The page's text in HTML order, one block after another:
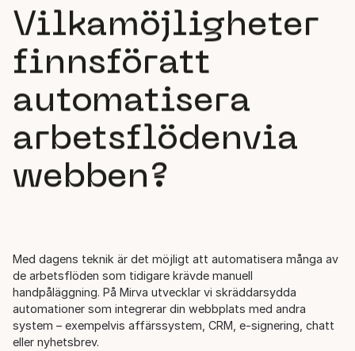
Vilkamöjligheter
finnsföratt
automatisera
arbetsflödenvia
webben?
Med dagens teknik är det möjligt att automatisera många av
de arbetsflöden som tidigare krävde manuell
handpåläggning. På Mirva utvecklar vi skräddarsydda
automationer som integrerar din webbplats med andra
system – exempelvis affärssystem, CRM, e-signering, chatt
eller nyhetsbrev.